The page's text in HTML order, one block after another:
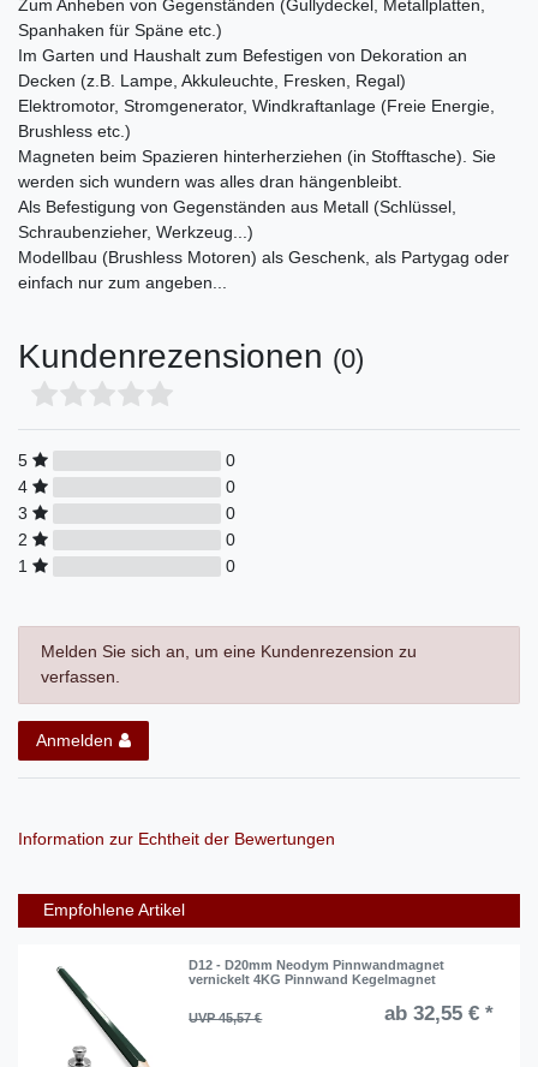
Zum Anheben von Gegenständen (Gullydeckel, Metallplatten,
Spanhaken für Späne etc.)
Im Garten und Haushalt zum Befestigen von Dekoration an
Decken (z.B. Lampe, Akkuleuchte, Fresken, Regal)
Elektromotor, Stromgenerator, Windkraftanlage (Freie Energie,
Brushless etc.)
Magneten beim Spazieren hinterherziehen (in Stofftasche). Sie
werden sich wundern was alles dran hängenbleibt.
Als Befestigung von Gegenständen aus Metall (Schlüssel,
Schraubenzieher, Werkzeug...)
Modellbau (Brushless Motoren) als Geschenk, als Partygag oder
einfach nur zum angeben...
Kundenrezensionen (0)
5
0
4
0
3
0
2
0
1
0
Melden Sie sich an, um eine Kundenrezension zu
verfassen.
Anmelden
Information zur Echtheit der Bewertungen
Empfohlene Artikel
D12 - D20mm Neodym Pinnwandmagnet
vernickelt 4KG Pinnwand Kegelmagnet
UVP 45,57 € ab 32,55 € *